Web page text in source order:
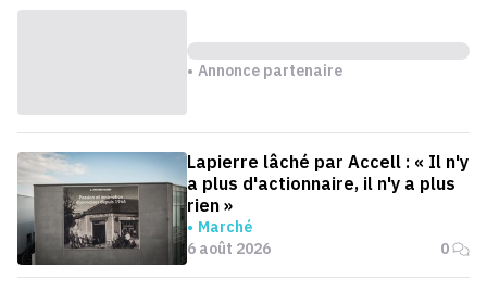
Annonce partenaire
Lapierre lâché par Accell : « Il n'y
a plus d'actionnaire, il n'y a plus
rien »
Marché
6 août 2026
0